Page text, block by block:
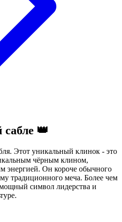
👑
Этот уникальный клинок - это
чёрным клином,
энергией. Он короче обычного
традиционного меча. Более чем
символ лидерства и